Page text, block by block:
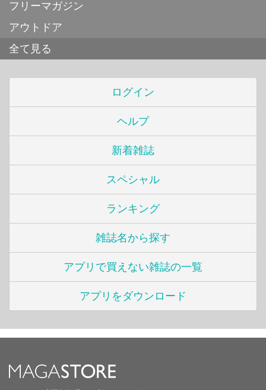
フリーマガジン
アウトドア
全て見る
ログイン
ヘルプ
新着雑誌
スペシャル
ランキング
雑誌名から探す
アプリで買えない雑誌の一覧
アプリをダウンロード